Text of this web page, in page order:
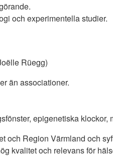
och experimentella studier.
Rüegg)
än associationer.
epigenetiska klockor,
och Region Värmland och
kvalitet och relevans för